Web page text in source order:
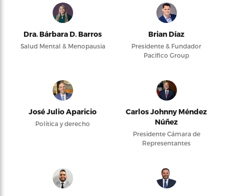
Dra. Bárbara D. Barros
Salud Mental & Menopausia
Brian Díaz
Presidente & Fundador
Pacifico Group
José Julio Aparicio
Política y derecho
Carlos Johnny Méndez
Núñez
Presidente Cámara de
Representantes